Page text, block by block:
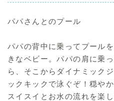
パパさんとのプール
パパの背中に乗ってプール
きなベビー。パパの肩に乗
ら、そこからダイナミック
ックキックで泳ぐぞ！穏や
スイスイとお水の流れを楽し